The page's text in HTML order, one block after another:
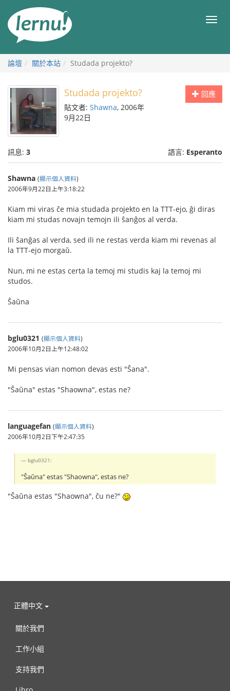
目
論壇 關於本站 Studada projekto?
回應
Studada projekto?
貼文者: Shawna, 2006年
9月22日
訊息: 3 語言: Esperanto
Shawna (顯示個人資料)
2006年9月22日上午3:18:22
Kiam mi viras ĉe mia studada projekto en la TTT-ejo, ĝi diras
kiam mi studas novajn temojn ili ŝanĝos al verda.
Ili ŝanĝas al verda, sed ili ne restas verda kiam mi revenas al
la TTT-ejo morgaŭ.
Nun, mi ne estas certa la temoj mi studis kaj la temoj mi
studos.
Ŝaŭna
bglu0321 (顯示個人資料)
2006年10月2日上午12:48:02
Mi pensas vian nomon devas esti "Ŝana".
"Ŝaŭna" estas "Shaowna", estas ne?
languagefan (顯示個人資料)
2006年10月2日下午2:47:35
bglu0321:
"Ŝaŭna" estas "Shaowna", estas ne?
"Ŝaŭna estas "Shaowna", ĉu ne?"
正體中文
關於我們
工作小組
支持我們